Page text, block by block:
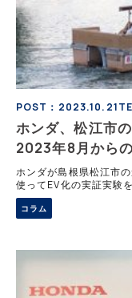
POST：2023.10.21
ホンダ、松江市
2023年8月から
ホンダが島根県松江市
使ってEV化の実証実験
トタイプについて運営
ホンダは小型船舶のEV
コラム